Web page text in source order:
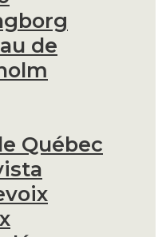
de
Québec